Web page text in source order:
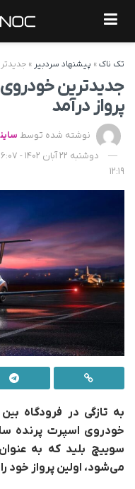
تک ناک» پیشنهاد سردبیر »
جدیدترین
پرواز درآمد
نوشته شده توسط
12:19
به تازگی در فرودگاه
خودروی اسپرت پرنده
سوییچ بلید که به
می‌شود، اولین پرواز خود